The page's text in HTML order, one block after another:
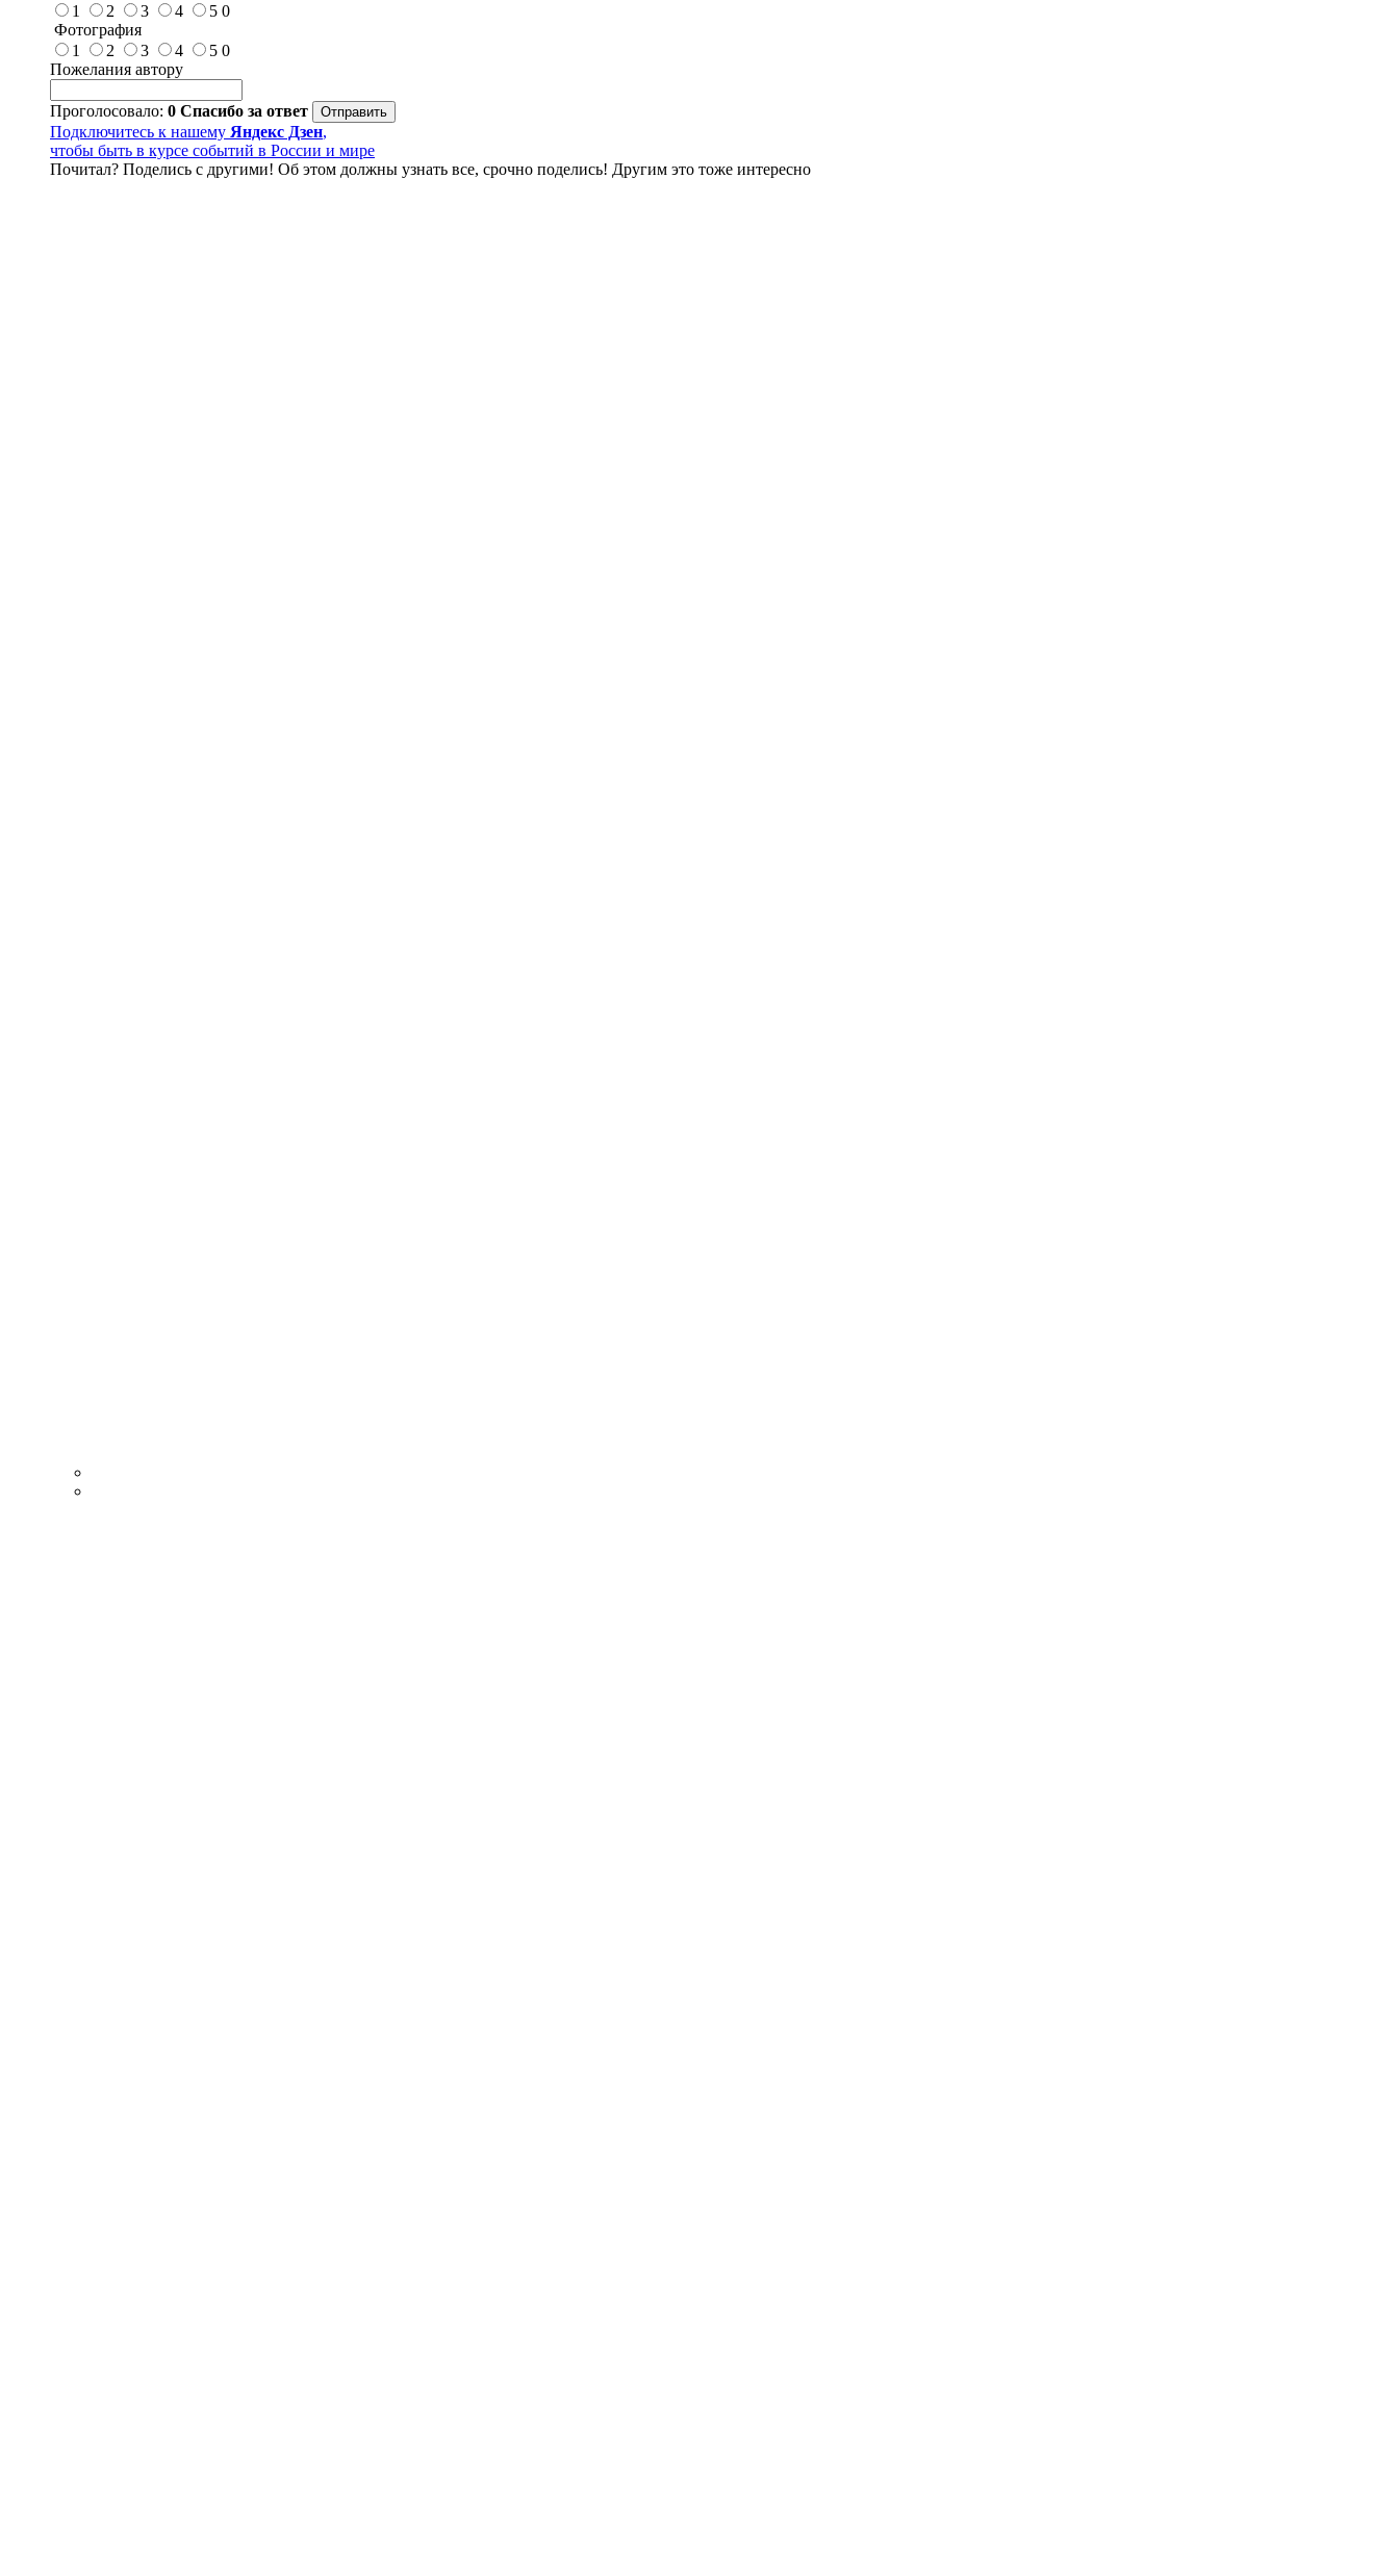
1
2 3 4 5 0
Фотография
1
2 3 4 5 0
Пожелания автору
Проголосовало: 0 Спасибо за ответ
Подключитесь к нашему Яндекс Дзен,
чтобы быть в курсе событий в России и мире
Почитал? Поделись с другими! Об этом должны узнать все, срочно поделись! Другим это тоже интересно